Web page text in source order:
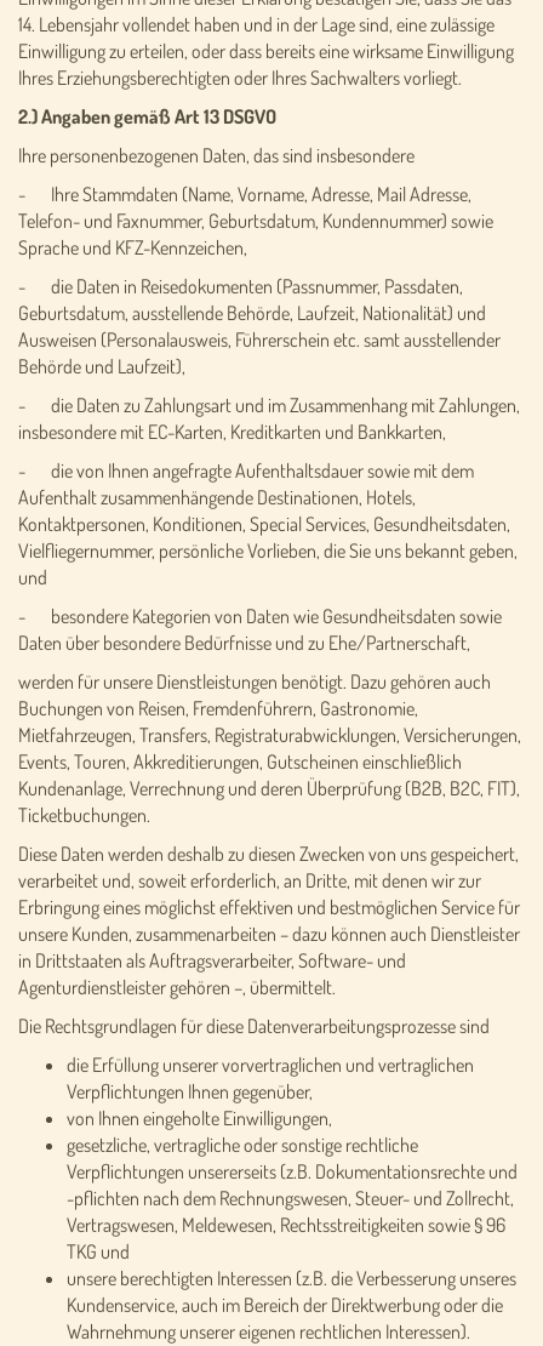
14. Lebensjahr vollendet haben und in der Lage sind, eine zulässige
Einwilligung zu erteilen, oder dass bereits eine wirksame Einwilligung
Ihres Erziehungsberechtigten oder Ihres Sachwalters vorliegt.
2.) Angaben gemäß Art 13 DSGVO
Ihre personenbezogenen Daten, das sind insbesondere
- Ihre Stammdaten (Name, Vorname, Adresse, Mail Adresse,
Telefon- und Faxnummer, Geburtsdatum, Kundennummer) sowie
Sprache und KFZ-Kennzeichen,
- die Daten in Reisedokumenten (Passnummer, Passdaten,
Geburtsdatum, ausstellende Behörde, Laufzeit, Nationalität) und
Ausweisen (Personalausweis, Führerschein etc. samt ausstellender
Behörde und Laufzeit),
- die Daten zu Zahlungsart und im Zusammenhang mit Zahlungen,
insbesondere mit EC-Karten, Kreditkarten und Bankkarten,
- die von Ihnen angefragte Aufenthaltsdauer sowie mit dem
Aufenthalt zusammenhängende Destinationen, Hotels,
Kontaktpersonen, Konditionen, Special Services, Gesundheitsdaten,
Vielfliegernummer, persönliche Vorlieben, die Sie uns bekannt geben,
und
- besondere Kategorien von Daten wie Gesundheitsdaten sowie
Daten über besondere Bedürfnisse und zu Ehe/Partnerschaft,
werden für unsere Dienstleistungen benötigt. Dazu gehören auch
Buchungen von Reisen, Fremdenführern, Gastronomie,
Mietfahrzeugen, Transfers, Registraturabwicklungen, Versicherungen,
Events, Touren, Akkreditierungen, Gutscheinen einschließlich
Kundenanlage, Verrechnung und deren Überprüfung (B2B, B2C, FIT),
Ticketbuchungen.
Diese Daten werden deshalb zu diesen Zwecken von uns gespeichert,
verarbeitet und, soweit erforderlich, an Dritte, mit denen wir zur
Erbringung eines möglichst effektiven und bestmöglichen Service für
unsere Kunden, zusammenarbeiten – dazu können auch Dienstleister
in Drittstaaten als Auftragsverarbeiter, Software- und
Agenturdienstleister gehören –, übermittelt.
Die Rechtsgrundlagen für diese Datenverarbeitungsprozesse sind
die Erfüllung unserer vorvertraglichen und vertraglichen
Verpflichtungen Ihnen gegenüber,
von Ihnen eingeholte Einwilligungen,
gesetzliche, vertragliche oder sonstige rechtliche
Verpflichtungen unsererseits (z.B. Dokumentationsrechte und
-pflichten nach dem Rechnungswesen, Steuer- und Zollrecht,
Vertragswesen, Meldewesen, Rechtsstreitigkeiten sowie § 96
TKG und
unsere berechtigten Interessen (z.B. die Verbesserung unseres
Kundenservice, auch im Bereich der Direktwerbung oder die
Wahrnehmung unserer eigenen rechtlichen Interessen).